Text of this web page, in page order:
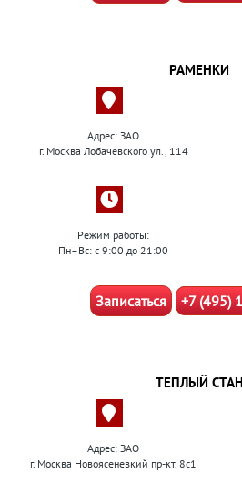
РАМЕНКИ
Адрес: ЗАО
г. Москва Лобачевского ул., 114
Режим работы:
Пн–Вс: с 9:00 до 21:00
Записаться +7 (495)
ТЕПЛЫЙ СТАН
Адрес: ЗАО
г. Москва Новоясеневкий пр-кт, 8с1